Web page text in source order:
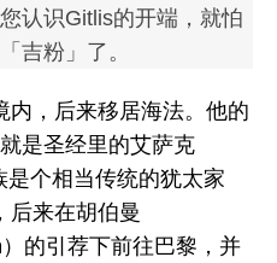
认识Gitlis的开端，就怕
吉粉」了。
，后来移居海法。他的
是圣经里的艾萨克
是个相当传统的犹太家
来在胡伯曼
的引荐下前往巴黎，并